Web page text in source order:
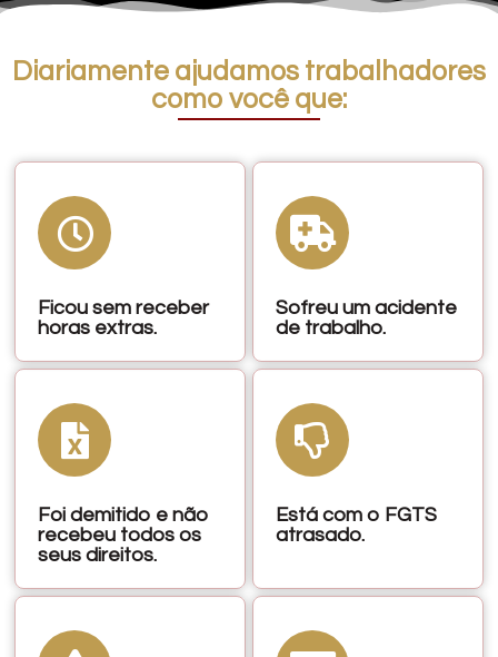
Diariamente ajudamos trabalhadores
como você que:
Ficou sem receber
horas extras.
Sofreu um acidente
de trabalho.
Foi demitido e não
recebeu todos os
seus direitos.
Está com o FGTS
atrasado.